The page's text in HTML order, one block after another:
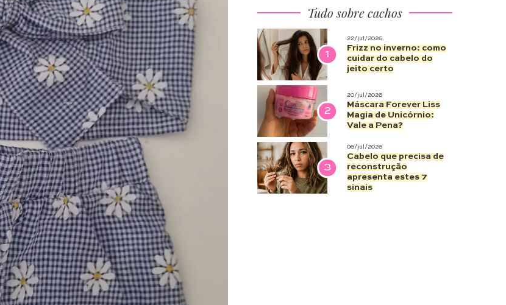
Tudo sobre cachos
1
22/jul/2026
Frizz no inverno: como
cuidar do cabelo do
jeito certo
2
20/jul/2026
Máscara Forever Liss
Magia de Unicórnio:
Vale a Pena?
3
06/jul/2026
Cabelo que precisa de
reconstrução
apresenta estes 7
sinais